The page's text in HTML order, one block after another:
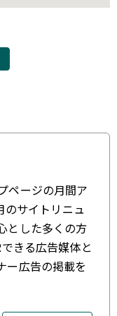
ページの月間ア
サイトリニュ
とした多くの方
きる広告媒体と
ー広告の掲載を